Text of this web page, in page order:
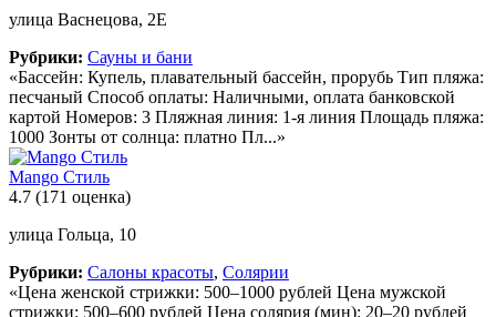
улица Васнецова, 2Е
Рубрики: Сауны и бани
«Бассейн: Купель, плавательный бассейн, прорубь Тип пляжа:
песчаный Способ оплаты: Наличными, оплата банковской
картой Номеров: 3 Пляжная линия: 1-я линия Площадь пляжа:
1000 Зонты от солнца: платно Пл...»
Mango Стиль
4.7 (171 оценка)
улица Гольца, 10
Рубрики: Салоны красоты, Солярии
«Цена женской стрижки: 500–1000 рублей Цена мужской
стрижки: 500–600 рублей Цена солярия (мин): 20–20 рублей